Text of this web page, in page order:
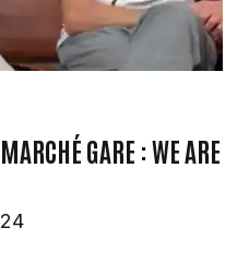
GARE : WE ARE